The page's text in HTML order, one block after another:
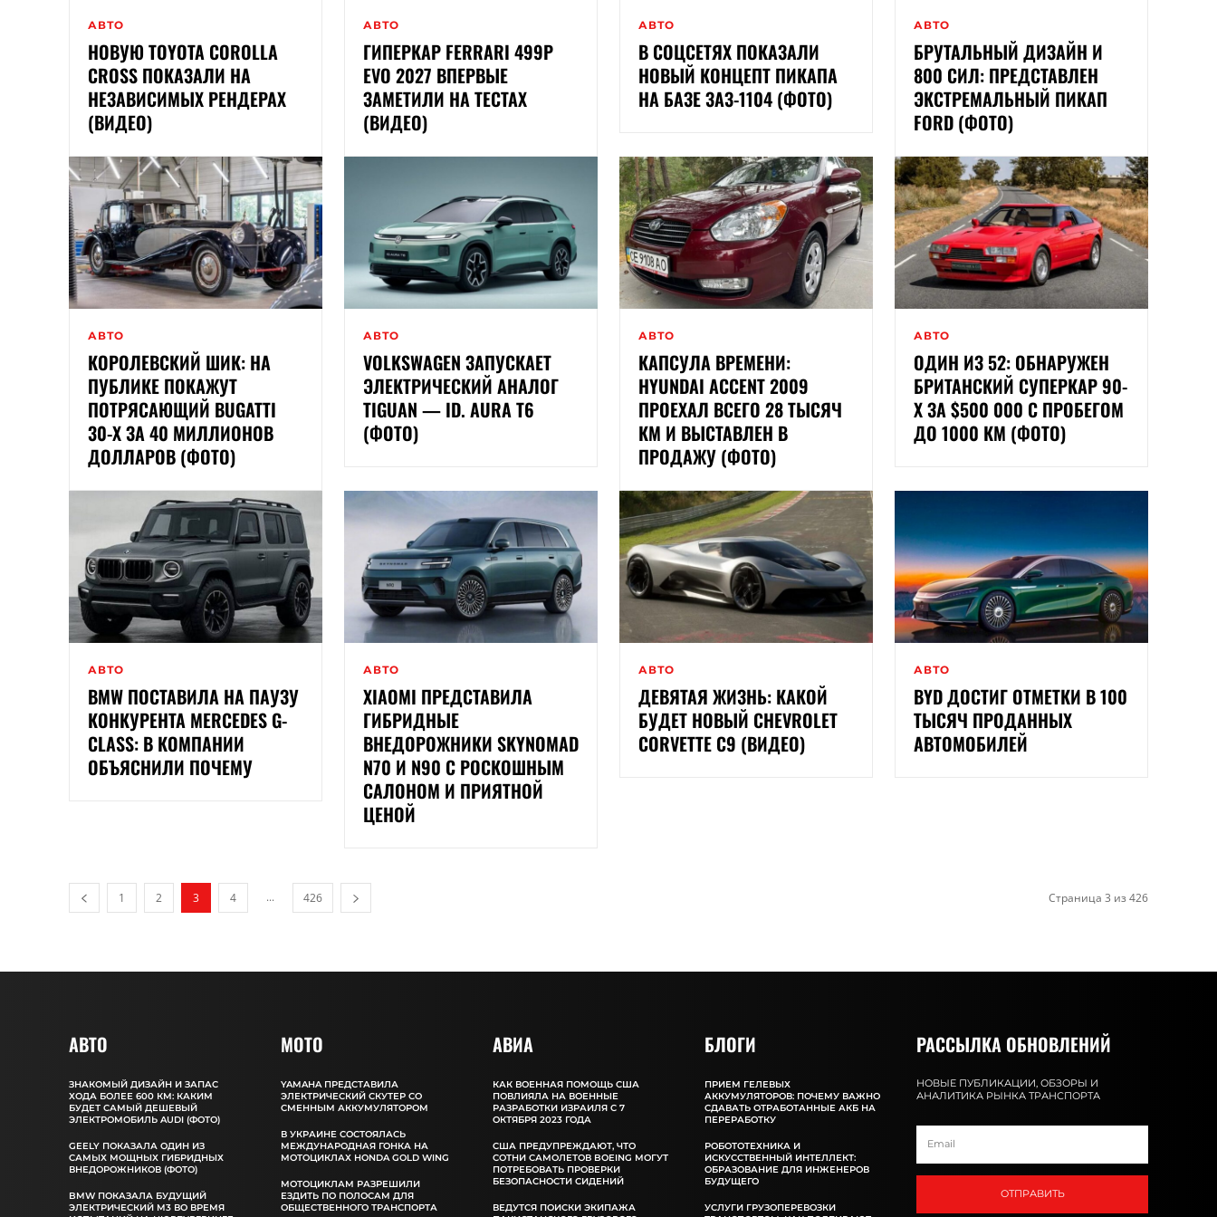
АВТО
НОВУЮ TOYOTA COROLLA
CROSS ПОКАЗАЛИ НА
НЕЗАВИСИМЫХ РЕНДЕРАХ
(ВИДЕО)
АВТО
ГИПЕРКАР FERRARI 499P
EVO 2027 ВПЕРВЫЕ
ЗАМЕТИЛИ НА ТЕСТАХ
(ВИДЕО)
АВТО
В СОЦСЕТЯХ ПОКАЗАЛИ
НОВЫЙ КОНЦЕПТ ПИКАПА
НА БАЗЕ ЗАЗ-1104 (ФОТО)
АВТО
БРУТАЛЬНЫЙ ДИЗАЙН И
800 СИЛ: ПРЕДСТАВЛЕН
ЭКСТРЕМАЛЬНЫЙ ПИКАП
FORD (ФОТО)
АВТО
КОРОЛЕВСКИЙ ШИК: НА
ПУБЛИКЕ ПОКАЖУТ
ПОТРЯСАЮЩИЙ BUGATTI
30-Х ЗА 40 МИЛЛИОНОВ
ДОЛЛАРОВ (ФОТО)
АВТО
VOLKSWAGEN ЗАПУСКАЕТ
ЭЛЕКТРИЧЕСКИЙ АНАЛОГ
TIGUAN — ID. AURA T6
(ФОТО)
АВТО
КАПСУЛА ВРЕМЕНИ:
HYUNDAI ACCENT 2009
ПРОЕХАЛ ВСЕГО 28 ТЫСЯЧ
КМ И ВЫСТАВЛЕН В
ПРОДАЖУ (ФОТО)
АВТО
ОДИН ИЗ 52: ОБНАРУЖЕН
БРИТАНСКИЙ СУПЕРКАР 90-
Х ЗА $500 000 С ПРОБЕГОМ
ДО 1000 КМ (ФОТО)
АВТО
BMW ПОСТАВИЛА НА ПАУЗУ
КОНКУРЕНТА MERCEDES G-
CLASS: В КОМПАНИИ
ОБЪЯСНИЛИ ПОЧЕМУ
АВТО
XIAOMI ПРЕДСТАВИЛА
ГИБРИДНЫЕ
ВНЕДОРОЖНИКИ SKYNOMAD
N70 И N90 С РОСКОШНЫМ
САЛОНОМ И ПРИЯТНОЙ
ЦЕНОЙ
АВТО
ДЕВЯТАЯ ЖИЗНЬ: КАКОЙ
БУДЕТ НОВЫЙ CHEVROLET
CORVETTE C9 (ВИДЕО)
АВТО
BYD ДОСТИГ ОТМЕТКИ В 100
ТЫСЯЧ ПРОДАННЫХ
АВТОМОБИЛЕЙ
1 2 3 4 ... 426 Страница 3 из 426
АВТО
ЗНАКОМЫЙ ДИЗАЙН И ЗАПАС
ХОДА БОЛЕЕ 600 КМ: КАКИМ
БУДЕТ САМЫЙ ДЕШЕВЫЙ
ЭЛЕКТРОМОБИЛЬ AUDI (ФОТО)
GEELY ПОКАЗАЛА ОДИН ИЗ
САМЫХ МОЩНЫХ ГИБРИДНЫХ
ВНЕДОРОЖНИКОВ (ФОТО)
BMW ПОКАЗАЛА БУДУЩИЙ
ЭЛЕКТРИЧЕСКИЙ M3 ВО ВРЕМЯ
MOTO
YAMAHA ПРЕДСТАВИЛА
ЭЛЕКТРИЧЕСКИЙ СКУТЕР СО
СМЕННЫМ АККУМУЛЯТОРОМ
В УКРАИНЕ СОСТОЯЛАСЬ
МЕЖДУНАРОДНАЯ ГОНКА НА
МОТОЦИКЛАХ HONDA GOLD WING
МОТОЦИКЛАМ РАЗРЕШИЛИ
ЕЗДИТЬ ПО ПОЛОСАМ ДЛЯ
ОБЩЕСТВЕННОГО ТРАНСПОРТА
АВИА
КАК ВОЕННАЯ ПОМОЩЬ США
ПОВЛИЯЛА НА ВОЕННЫЕ
РАЗРАБОТКИ ИЗРАИЛЯ С 7
ОКТЯБРЯ 2023 ГОДА
США ПРЕДУПРЕЖДАЮТ, ЧТО
СОТНИ САМОЛЕТОВ BOEING МОГУТ
ПОТРЕБОВАТЬ ПРОВЕРКИ
БЕЗОПАСНОСТИ СИДЕНИЙ
ВЕДУТСЯ ПОИСКИ ЭКИПАЖА
БЛОГИ
ПРИЕМ ГЕЛЕВЫХ
АККУМУЛЯТОРОВ: ПОЧЕМУ ВАЖНО
СДАВАТЬ ОТРАБОТАННЫЕ АКБ НА
ПЕРЕРАБОТКУ
РОБОТОТЕХНИКА И
ИСКУССТВЕННЫЙ ИНТЕЛЛЕКТ:
ОБРАЗОВАНИЕ ДЛЯ ИНЖЕНЕРОВ
БУДУЩЕГО
УСЛУГИ ГРУЗОПЕРЕВОЗКИ
РАССЫЛКА ОБНОВЛЕНИЙ
НОВЫЕ ПУБЛИКАЦИИ, ОБЗОРЫ И
АНАЛИТИКА РЫНКА ТРАНСПОРТА
ОТПРАВИТЬ